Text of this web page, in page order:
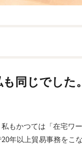
同じでした
もかつては「在宅ワ
年以上貿易事務をこ